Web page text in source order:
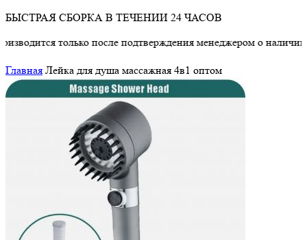
БЫСТРАЯ СБОРКА В ТЕЧЕНИИ 24 ЧАСОВ
только после подтверждения менеджером о наличии
Главная Лейка для душа массажная 4в1 оптом